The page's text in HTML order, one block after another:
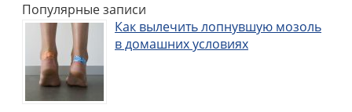
Популярные записи
Как вылечить лопнувшую мозоль
в домашних условиях